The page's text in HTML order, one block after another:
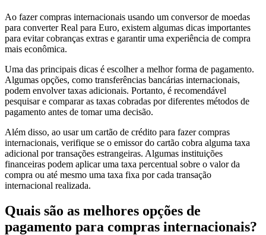
Ao fazer compras internacionais usando um conversor de moedas
para converter Real para Euro, existem algumas dicas importantes
para evitar cobranças extras e garantir uma experiência de compra
mais econômica.
Uma das principais dicas é escolher a melhor forma de pagamento.
Algumas opções, como transferências bancárias internacionais,
podem envolver taxas adicionais. Portanto, é recomendável
pesquisar e comparar as taxas cobradas por diferentes métodos de
pagamento antes de tomar uma decisão.
Além disso, ao usar um cartão de crédito para fazer compras
internacionais, verifique se o emissor do cartão cobra alguma taxa
adicional por transações estrangeiras. Algumas instituições
financeiras podem aplicar uma taxa percentual sobre o valor da
compra ou até mesmo uma taxa fixa por cada transação
internacional realizada.
Quais são as melhores opções de
pagamento para compras internacionais?